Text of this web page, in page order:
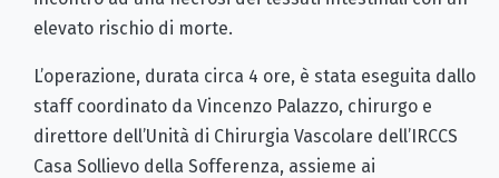
elevato rischio di morte.
L’operazione, durata circa 4 ore, è stata eseguita dallo
staff coordinato da Vincenzo Palazzo, chirurgo e
direttore dell’Unità di Chirurgia Vascolare dell’IRCCS
Casa Sollievo della Sofferenza, assieme ai